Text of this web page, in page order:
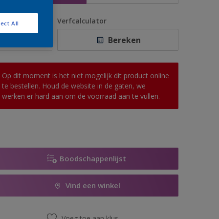
Verfcalculator
Bereken
Op dit moment is het niet mogelijk dit product online
te bestellen. Houd de website in de gaten, we
werken er hard aan om de voorraad aan te vullen.
Boodschappenlijst
Vind een winkel
All